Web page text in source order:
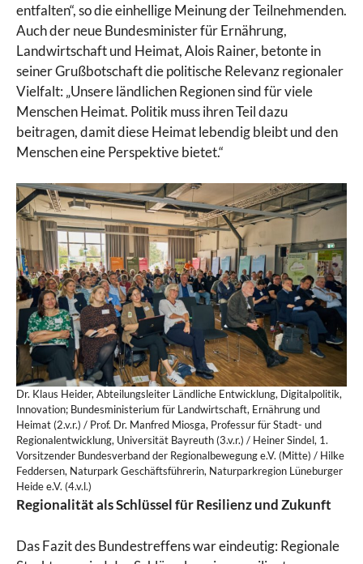
entfalten“, so die einhellige Meinung der Teilnehmenden.
Auch der neue Bundesminister für Ernährung,
Landwirtschaft und Heimat, Alois Rainer, betonte in
seiner Grußbotschaft die politische Relevanz regionaler
Vielfalt: „Unsere ländlichen Regionen sind für viele
Menschen Heimat. Politik muss ihren Teil dazu
beitragen, damit diese Heimat lebendig bleibt und den
Menschen eine Perspektive bietet.“
Dr. Klaus Heider, Abteilungsleiter Ländliche Entwicklung, Digitalpolitik,
Innovation; Bundesministerium für Landwirtschaft, Ernährung und
Heimat (2.v.r.) / Prof. Dr. Manfred Miosga, Professur für Stadt- und
Regionalentwicklung, Universität Bayreuth (3.v.r.) / Heiner Sindel, 1.
Vorsitzender Bundesverband der Regionalbewegung e.V. (Mitte) / Hilke
Feddersen, Naturpark Geschäftsführerin, Naturparkregion Lüneburger
Heide e.V. (4.v.l.)
Regionalität als Schlüssel für Resilienz und Zukunft
Das Fazit des Bundestreffens war eindeutig: Regionale